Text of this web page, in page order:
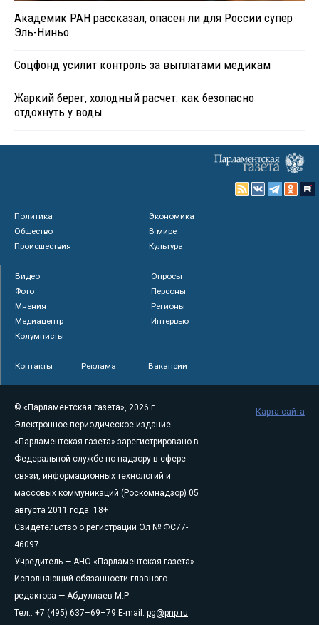
Академик РАН рассказал, опасен ли для России супер
Эль-Ниньо
Соцфонд усилит контроль за выплатами медикам
Жаркий берег, холодный расчет: как безопасно
отдохнуть у воды
Политика
Экономика
Общество
В мире
Происшествия
Культура
Видео
Опросы
Фото
Персоны
Мнения
Регионы
Медиацентр
Интервью
Колумнисты
Контакты Реклама Вакансии
© «Парламентская газета», 2026 г.
Электронное периодическое издание
«Парламентская газета» зарегистрировано в
Федеральной службе по надзору в сфере
связи, информационных технологий и
массовых коммуникаций (Роскомнадзор) 05
августа 2011 года. 18+
Свидетельство о регистрации Эл № ФС77-
46097
Учредитель — АНО «Парламентская газета»
Исполняющий обязанности главного
редактора — Абдуллаев М.Р.
Тел.: +7 (495) 637–69–79 E-mail: pg@pnp.ru
Карта сайта